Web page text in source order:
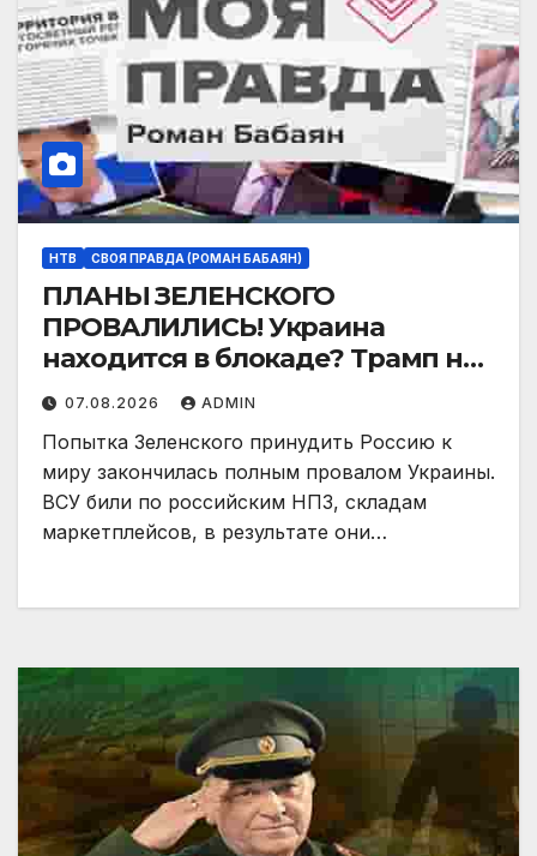
НТВ СВОЯ ПРАВДА (РОМАН БАБАЯН)
ПЛАНЫ ЗЕЛЕНСКОГО
ПРОВАЛИЛИСЬ! Украина
находится в блокаде? Трамп не
поможет! | «Моя правда»
07.08.2026 ADMIN
Попытка Зеленского принудить Россию к
миру закончилась полным провалом Украины.
ВСУ били по российским НПЗ, складам
маркетплейсов, в результате они…